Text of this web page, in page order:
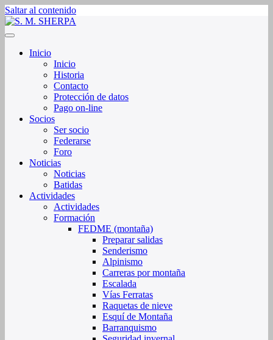
Saltar al contenido
S. M. SHERPA
Sociedad de Montaña Sherpa de La Rioja
Inicio
Inicio
Historia
Contacto
Protección de datos
Pago on-line
Socios
Ser socio
Federarse
Foro
Noticias
Noticias
Batidas
Actividades
Actividades
Formación
FEDME (montaña)
Preparar salidas
Senderismo
Alpinismo
Carreras por montaña
Escalada
Vías Ferratas
Raquetas de nieve
Esquí de Montaña
Barranquismo